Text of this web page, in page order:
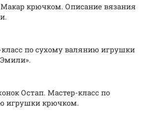
крючком. Описание вязания
по сухому валянию игрушки
Остап. Мастер-класс по
игрушки крючком.